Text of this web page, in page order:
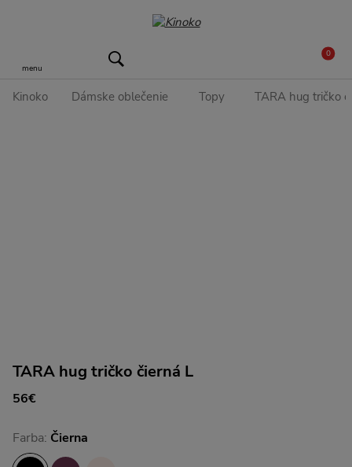
menu
0
Kinoko Dámske oblečenie Topy TARA hug tričko
TARA hug tričko čierná L
56€
Farba: Čierna